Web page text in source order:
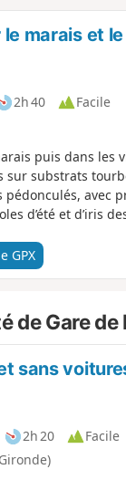
marais et
2h 40
Facile
puis dans les
substrats
avec
d’été et d’iris
GPX
de Gare de
sans
2h 20
Facile